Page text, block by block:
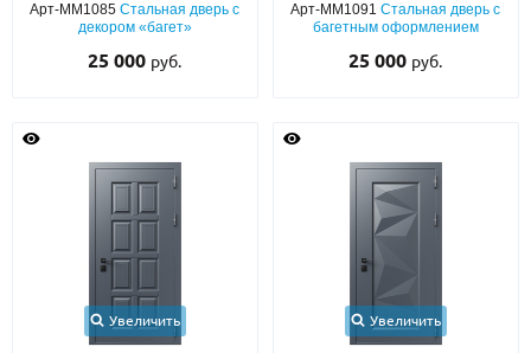
Арт-ММ1085Стальная дверь с
декором «багет»
25 000 руб.
Арт-ММ1091Стальная дверь с
багетным оформлением
25 000 руб.
Увеличить Увеличить